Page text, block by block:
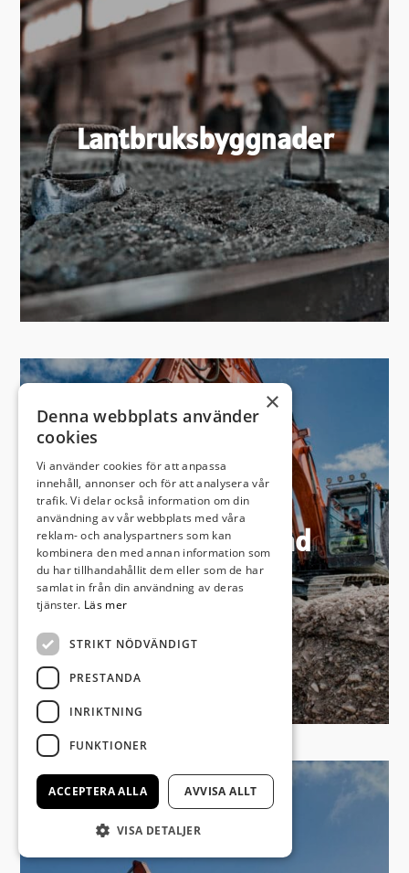
Lantbruksbyggnader
Markentreprenad
×
Denna webbplats använder
cookies
Vi använder cookies för att anpassa
innehåll, annonser och för att analysera vår
trafik. Vi delar också information om din
användning av vår webbplats med våra
reklam- och analyspartners som kan
kombinera den med annan information som
du har tillhandahållit dem eller som de har
samlat in från din användning av deras
tjänster. Läs mer
STRIKT NÖDVÄNDIGT
PRESTANDA
INRIKTNING
FUNKTIONER
ACCEPTERA ALLA AVVISA ALLT
VISA DETALJER